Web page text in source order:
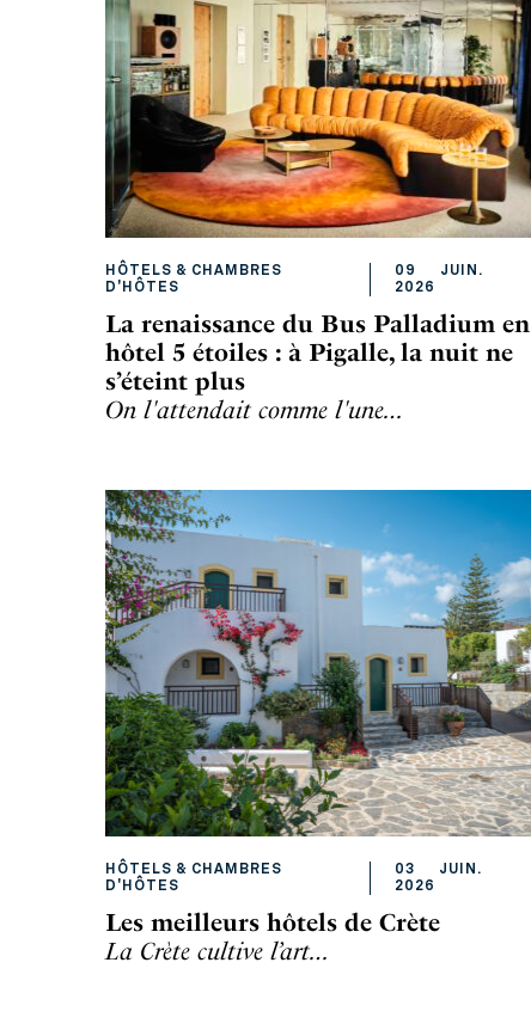
HÔTELS & CHAMBRES
D'HÔTES
09 JUIN .
2026
La renaissance du Bus Palladium en
hôtel 5 étoiles : à Pigalle, la nuit ne
s’éteint plus
On l'attendait comme l'une…
HÔTELS & CHAMBRES
D'HÔTES
03 JUIN .
2026
Les meilleurs hôtels de Crète
La Crète cultive l’art…